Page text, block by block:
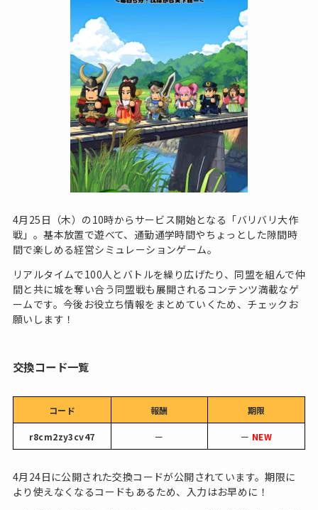
4月25日（木）の10時からサービス開始となる「バリバリ大作
戦」。基本放置で遊べて、通勤通学時間やちょっとした隙間時
間で楽しめる経営シミュレーションゲーム。
リアルタイムで100人とバトルを繰り広げたり、同盟を組んで仲
間と共に城を奪い合う同盟戦も展開されるコンテンツ満載なゲ
ームです。今後お役立ち情報をまとめていくため、チェックお
願いします！
交換コード一覧
コード 報酬 期限
r8cm2zy3cv47 ー ー NEW
4月24日に公開された交換コードが公開されています。期限に
より使えなくなるコードもあるため、入力はお早めに！